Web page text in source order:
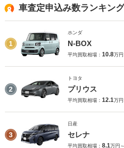
車査定申込み数ランキン
1
ホンダ
N-BOX
平均買取相場： 10.8万円
2
トヨタ
プリウス
平均買取相場： 12.1万円
3
日産
セレナ
平均買取相場： 8.1万円～